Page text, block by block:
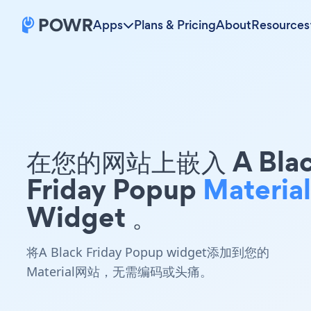
Apps Plans & PricingAboutResources
在您的网站上嵌入 A
Friday PopupMaterial
Widget 。
将A Black Friday Popup widget添加到您的
Material网站，无需编码或头痛。